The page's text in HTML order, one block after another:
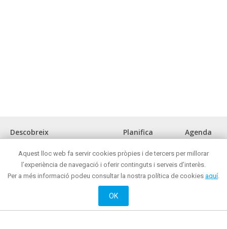
Descobreix
Museus i espais d'interès cultural
Front marítim
Reunions i congressos
Oci actiu i cultural
Planifica
Oficina de turisme
On menjar?
On comprar ?
Mataró de nit
Agenda
Aquest lloc web fa servir cookies pròpies i de tercers per millorar
l’experiència de navegació i oferir continguts i serveis d’interès.
Per a més informació podeu consultar la nostra política de cookies aquí.
OK